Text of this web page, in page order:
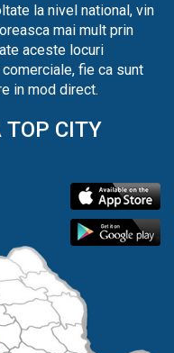
la nivel national, vin
mai mult prin
aceste locuri
fie ca sunt
in mod direct.
TOP CITY